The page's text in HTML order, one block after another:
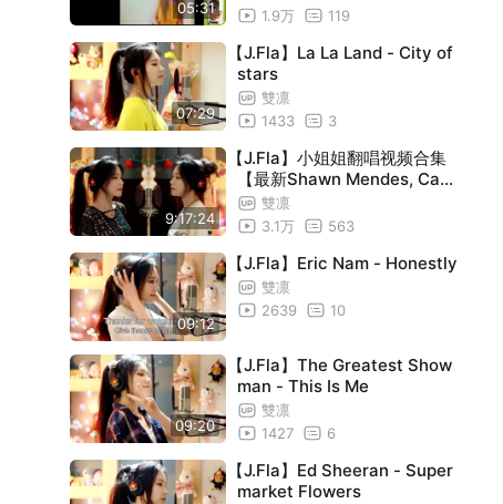
05:31
1.9万
119
07:29
【J.Fla】La La Land - City of
stars
雙凛
1433
3
9:17:24
【J.Fla】小姐姐翻唱视频合集
【最新Shawn Mendes, Cam
ila Cabello - Señorita】
雙凛
3.1万
563
09:12
【J.Fla】Eric Nam - Honestly
雙凛
2639
10
09:20
【J.Fla】The Greatest Show
man - This Is Me
雙凛
1427
6
【J.Fla】Ed Sheeran - Super
market Flowers